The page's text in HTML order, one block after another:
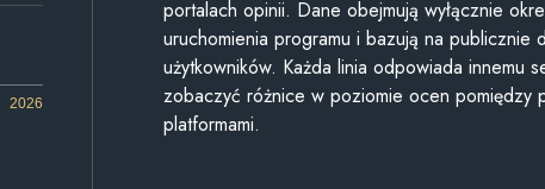
2026
portalach opinii. Dane obejmują wyłącznie
uruchomienia programu i bazują na publicznie
użytkowników. Każda linia odpowiada innemu
zobaczyć różnice w poziomie ocen pomiędzy
platformami.